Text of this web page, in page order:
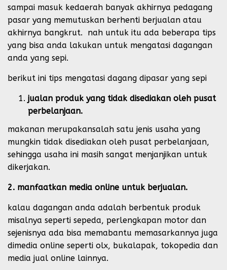
sampai masuk kedaerah banyak akhirnya pedagang
pasar yang memutuskan berhenti berjualan atau
akhirnya bangkrut. nah untuk itu ada beberapa tips
yang bisa anda lakukan untuk mengatasi dagangan
anda yang sepi.
berikut ini tips mengatasi dagang dipasar yang sepi
jualan produk yang tidak disediakan oleh pusat
perbelanjaan.
makanan merupakansalah satu jenis usaha yang
mungkin tidak disediakan oleh pusat perbelanjaan,
sehingga usaha ini masih sangat menjanjikan untuk
dikerjakan.
2. manfaatkan media online untuk berjualan.
kalau dagangan anda adalah berbentuk produk
misalnya seperti sepeda, perlengkapan motor dan
sejenisnya ada bisa memabantu memasarkannya juga
dimedia online seperti olx, bukalapak, tokopedia dan
media jual online lainnya.